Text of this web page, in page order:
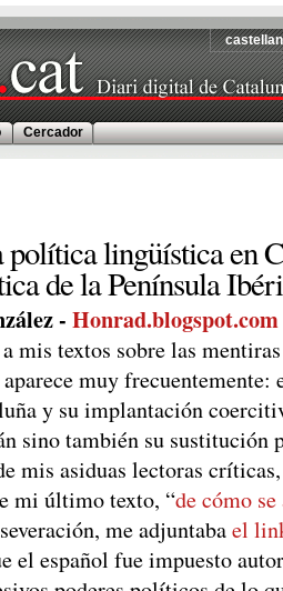
Cercador
política lingüística en
de la Península
-Honrad.blogspot.com
mis textos sobre las
muy
y su implantación
sino también su sustitución
mis asiduas lectoras
mi último texto, “de cómo
me adjuntabael
el español fue impuesto